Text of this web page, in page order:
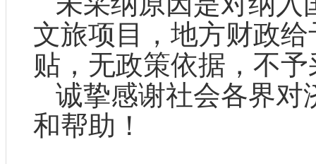
文旅项目，地方财政
贴，无政策依据，不
诚挚感谢社会各界对
和帮助！